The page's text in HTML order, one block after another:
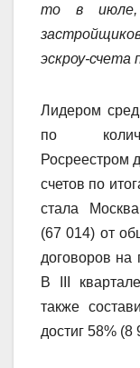
то в июле,
эскроу-
Лидером
по
Росреестром
счетов по
стала
(67 014) от
договоров на
В III
также
достиг 58% (8